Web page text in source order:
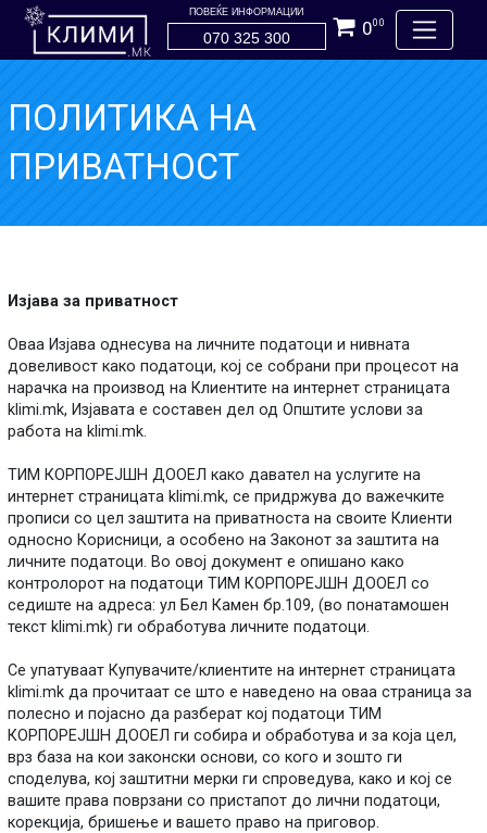
ПОВЕЌЕ ИНФОРМАЦИИ
070 325 300 000
ПОЛИТИКА НА
ПРИВАТНОСТ
Изјава за приватност
Оваа Изјава однесува на личните податоци и нивната
довеливост како податоци, кој се собрани при процесот на
нарачка на производ на Клиентите на интернет страницата
klimi.mk, Изјавата е составен дел од Општите услови за
работа на klimi.mk.
ТИМ КОРПОРЕЈШН ДООЕЛ како давател на услугите на
интернет страницата klimi.mk, се придржува до важечките
прописи со цел заштита на приватноста на своите Клиенти
односно Корисници, а особено на Законот за заштита на
личните податоци. Во овој документ е опишано како
контролорот на податоци ТИМ КОРПОРЕЈШН ДООЕЛ со
седиште на адреса: ул Бел Камен бр.109, (во понатамошен
текст klimi.mk) ги обработува личните податоци.
Се упатуваат Купувачите/клиентите на интернет страницата
klimi.mk да прочитаат се што е наведено на оваа страница за
полесно и појасно да разберат кој податоци ТИМ
КОРПОРЕЈШН ДООЕЛ ги собира и обработува и за која цел,
врз база на кои законски основи, со кого и зошто ги
споделува, кој заштитни мерки ги спроведува, како и кој се
вашите права поврзани со пристапот до лични податоци,
корекција, бришење и вашето право на приговор.